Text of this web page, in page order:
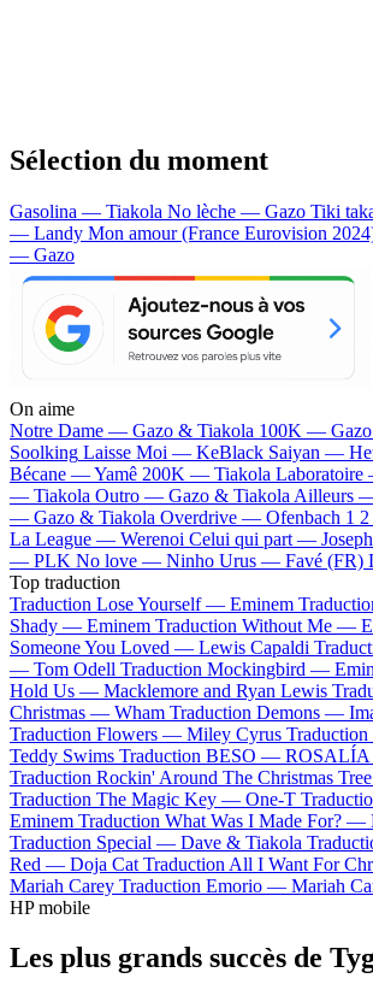
Sélection du moment
Gasolina — Tiakola No lèche — Gazo Tiki
— Landy Mon amour (France Eurovision
— Gazo
On aime
Notre Dame — Gazo & Tiakola 100K — Gazo
Soolking Laisse Moi — KeBlack Saiyan —
Bécane —Yamê 200K — Tiakola
— Tiakola Outro — Gazo & Tiakola Ailleurs
— Gazo & Tiakola Overdrive — Ofenbach 1
La League — Werenoi Celui qui part —
— PLK No love — Ninho Urus — Favé (FR)
Top traduction
Traduction Lose Yourself — Eminem
Shady — Eminem Traduction Without Me —
Someone You Loved — Lewis Capaldi
— Tom Odell Traduction Mockingbird —
Hold Us — Macklemore and Ryan Lewis
Christmas — Wham Traduction Demons —
Traduction Flowers — Miley Cyrus
Teddy Swims Traduction BESO — ROSALÍA
Traduction Rockin' Around The Christmas
Traduction The Magic Key — One-T
Eminem Traduction What Was I Made For? —
Traduction Special — Dave & Tiakola
Red — Doja Cat Traduction All I Want For
Mariah Carey Traduction Emorio — Mariah
HP mobile
Les plus grands succès de